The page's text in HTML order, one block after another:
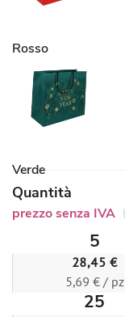
Rosso
Verde
Quantità
prezzo senza IVA
5
28,45 €
5,69 € / pz
25